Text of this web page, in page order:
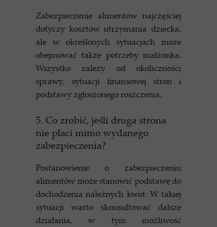
Zabezpieczenie alimentów najczęściej
dotyczy kosztów utrzymania dziecka,
ale w określonych sytuacjach może
obejmować także potrzeby małżonka.
Wszystko zależy od okoliczności
sprawy, sytuacji finansowej stron i
podstawy zgłoszonego roszczenia.
5. Co zrobić, jeśli druga strona
nie płaci mimo wydanego
zabezpieczenia?
Postanowienie o zabezpieczeniu
alimentów może stanowić podstawę do
dochodzenia należnych kwot. W takiej
sytuacji warto skonsultować dalsze
działania, w tym możliwość